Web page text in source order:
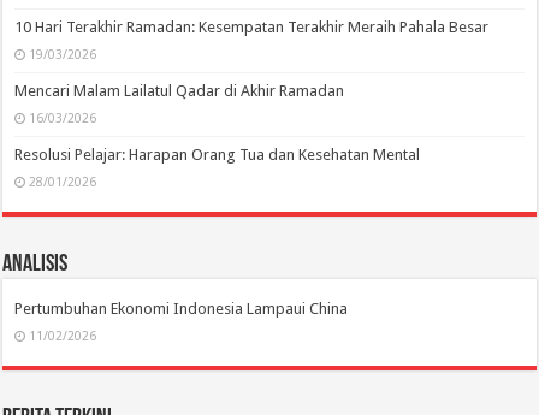
10 Hari Terakhir Ramadan: Kesempatan Terakhir Meraih Pahala Besar
19/03/2026
Mencari Malam Lailatul Qadar di Akhir Ramadan
16/03/2026
Resolusi Pelajar: Harapan Orang Tua dan Kesehatan Mental
28/01/2026
Analisis
Pertumbuhan Ekonomi Indonesia Lampaui China
11/02/2026